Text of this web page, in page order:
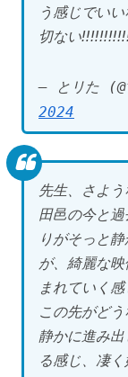
う感じでい
切ない
— とリた
2024
先生、さよ
田邑の今と
りがそっと
が、綺麗な
まれていく
この先がど
静かに進み
る感じ、凄く